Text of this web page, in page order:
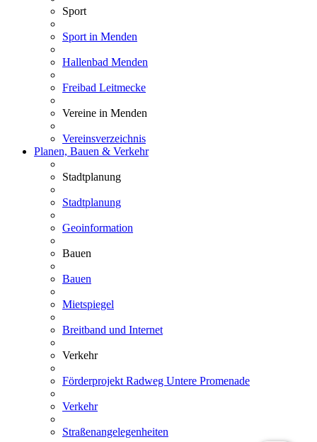
Sport
Sport in Menden
Hallenbad Menden
Freibad Leitmecke
Vereine in Menden
Vereinsverzeichnis
Planen, Bauen & Verkehr
Stadtplanung
Stadtplanung
Geoinformation
Bauen
Bauen
Mietspiegel
Breitband und Internet
Verkehr
Förderprojekt Radweg Untere Promenade
Verkehr
Straßenangelegenheiten